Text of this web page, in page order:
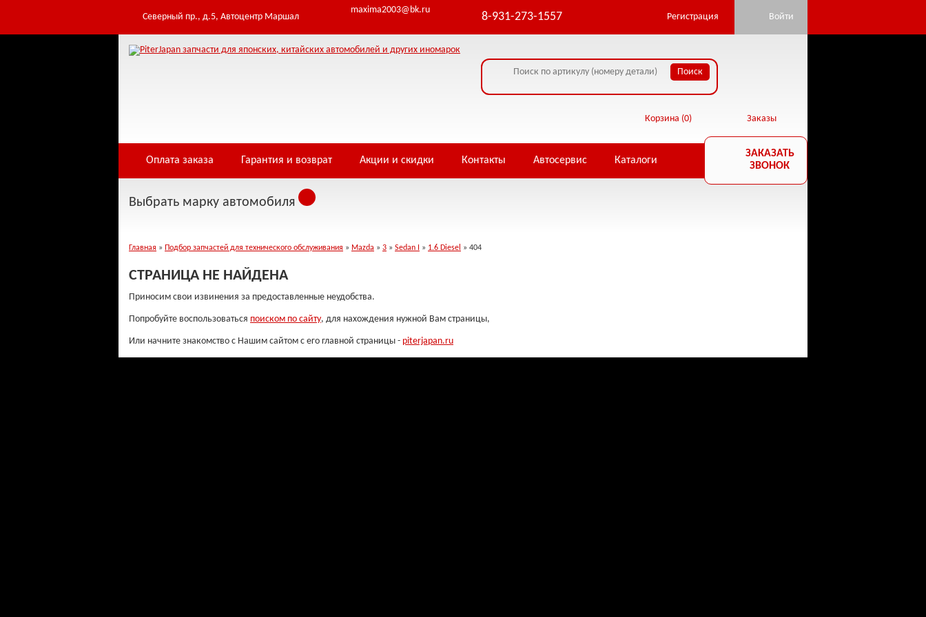
Table 'infowe4f_pjfwds.tomod' doesn't exist Warning: Cannot modify header information - headers already sent by (output started at /home/i/infowe4f/piterjapan.ru/public_html/core/database.php:22) in
/home/i/infowe4f/piterjapan.ru/public_html/controllers/404.php on line 3
Северный пр., д.5, Автоцентр Маршал
maxima2003@bk.ru
8-931-273-1557 Регистрация Войти
Заказы
Корзина (0)
Оплата заказа Гарантия и возврат Акции и скидки Контакты Автосервис Каталоги
ЗАКАЗАТЬ
ЗВОНОК
Выбрать марку автомобиля
Главная » Подбор запчастей для технического обслуживания » Mazda » 3 » Sedan I » 1.6 Diesel » 404
СТРАНИЦА НЕ НАЙДЕНА
Приносим свои извинения за предоставленные неудобства.
Попробуйте воспользоваться поиском по сайту, для нахождения нужной Вам страницы,
Или начните знакомство с Нашим сайтом с его главной страницы - piterjapan.ru